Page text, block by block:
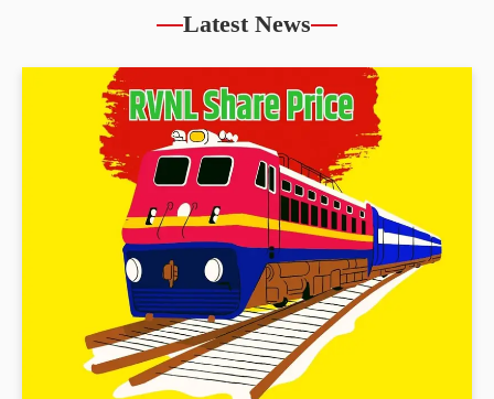
Latest News